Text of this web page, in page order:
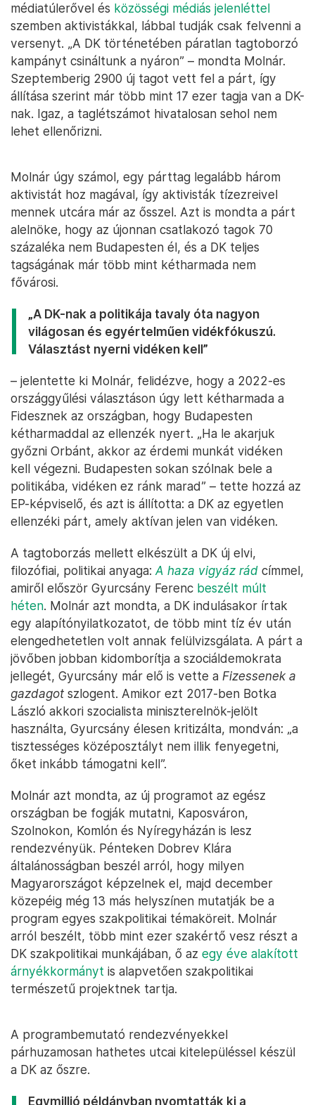
médiatúlerővel és közösségi médiás jelenléttel
szemben aktivistákkal, lábbal tudják csak felvenni a
versenyt. „A DK történetében páratlan tagtoborzó
kampányt csináltunk a nyáron” – mondta Molnár.
Szeptemberig 2900 új tagot vett fel a párt, így
állítása szerint már több mint 17 ezer tagja van a DK-
nak. Igaz, a taglétszámot hivatalosan sehol nem
lehet ellenőrizni.
Molnár úgy számol, egy párttag legalább három
aktivistát hoz magával, így aktivisták tízezreivel
mennek utcára már az ősszel. Azt is mondta a párt
alelnöke, hogy az újonnan csatlakozó tagok 70
százaléka nem Budapesten él, és a DK teljes
tagságának már több mint kétharmada nem
fővárosi.
„A DK-nak a politikája tavaly óta nagyon
világosan és egyértelműen vidékfókuszú.
Választást nyerni vidéken kell”
– jelentette ki Molnár, felidézve, hogy a 2022-es
országgyűlési választáson úgy lett kétharmada a
Fidesznek az országban, hogy Budapesten
kétharmaddal az ellenzék nyert. „Ha le akarjuk
győzni Orbánt, akkor az érdemi munkát vidéken
kell végezni. Budapesten sokan szólnak bele a
politikába, vidéken ez ránk marad” – tette hozzá az
EP-képviselő, és azt is állította: a DK az egyetlen
ellenzéki párt, amely aktívan jelen van vidéken.
A tagtoborzás mellett elkészült a DK új elvi,
filozófiai, politikai anyaga: A haza vigyáz rád címmel,
amiről először Gyurcsány Ferenc beszélt múlt
héten. Molnár azt mondta, a DK indulásakor írtak
egy alapítónyilatkozatot, de több mint tíz év után
elengedhetetlen volt annak felülvizsgálata. A párt a
jövőben jobban kidomborítja a szociáldemokrata
jellegét, Gyurcsány már elő is vette a Fizessenek a
gazdagot szlogent. Amikor ezt 2017-ben Botka
László akkori szocialista miniszterelnök-jelölt
használta, Gyurcsány élesen kritizálta, mondván: „a
tisztességes középosztályt nem illik fenyegetni,
őket inkább támogatni kell”.
Molnár azt mondta, az új programot az egész
országban be fogják mutatni, Kaposváron,
Szolnokon, Komlón és Nyíregyházán is lesz
rendezvényük. Pénteken Dobrev Klára
általánosságban beszél arról, hogy milyen
Magyarországot képzelnek el, majd december
közepéig még 13 más helyszínen mutatják be a
program egyes szakpolitikai témaköreit. Molnár
arról beszélt, több mint ezer szakértő vesz részt a
DK szakpolitikai munkájában, ő az egy éve alakított
árnyékkormányt is alapvetően szakpolitikai
természetű projektnek tartja.
A programbemutató rendezvényekkel
párhuzamosan hathetes utcai kitelepüléssel készül
a DK az őszre.
Egymillió példányban nyomtatták ki a